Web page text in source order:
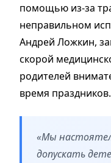
помощью из-за
неправильном
Андрей Ложкин,
скорой
родителей
время праздников.
«Мы
допускать